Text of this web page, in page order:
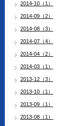
2014-10（1）
2014-09（2）
2014-08（3）
2014-07（4）
2014-04（2）
2014-03（1）
2013-12（3）
2013-10（1）
2013-09（1）
2013-08（1）